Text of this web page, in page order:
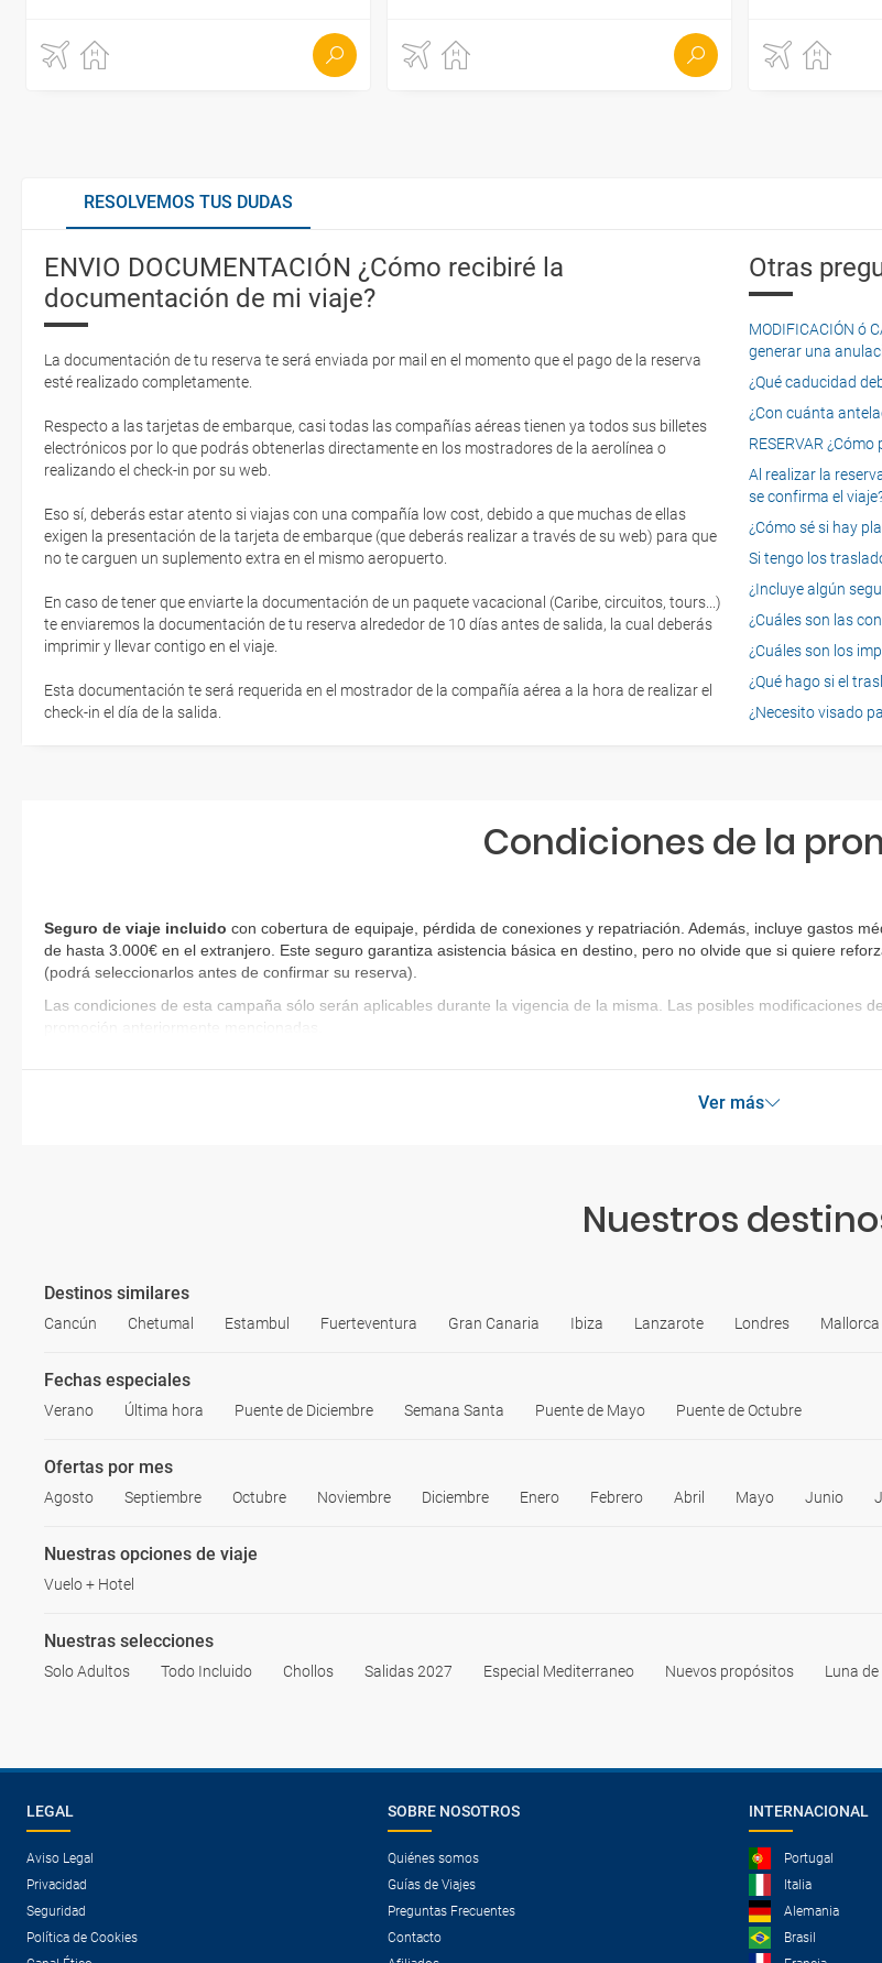
RESOLVEMOS TUS DUDAS
ENVIO DOCUMENTACIÓN ¿Cómo recibiré la
documentación de mi viaje?
La documentación de tu reserva te será enviada por mail en el momento que el pago de la reserva
esté realizado completamente.
Respecto a las tarjetas de embarque, casi todas las compañías aéreas tienen ya todos sus billetes
electrónicos por lo que podrás obtenerlas directamente en los mostradores de la aerolínea o
realizando el check-in por su web.
Eso sí, deberás estar atento si viajas con una compañía low cost, debido a que muchas de ellas
exigen la presentación de la tarjeta de embarque (que deberás realizar a través de su web) para que
no te carguen un suplemento extra en el mismo aeropuerto.
En caso de tener que enviarte la documentación de un paquete vacacional (Caribe, circuitos, tours...)
te enviaremos la documentación de tu reserva alrededor de 10 días antes de salida, la cual deberás
imprimir y llevar contigo en el viaje.
Esta documentación te será requerida en el mostrador de la compañía aérea a la hora de realizar el
check-in el día de la salida.
Otras
MODIFICACIÓN ó
generar una
¿Qué caducidad
¿Con cuánta
RESERVAR
Al realizar la
se confirma el
¿Cómo sé si hay
Si tengo los
¿Incluye algún
¿Cuáles son las
¿Cuáles son los
¿Qué hago si el
¿Necesito visado
Condiciones de la
Seguro de viaje incluido con cobertura de equipaje, pérdida de conexiones y repatriación. Además, incluye gastos
de hasta 3.000€ en el extranjero. Este seguro garantiza asistencia básica en destino, pero no olvide que si quiere
(podrá seleccionarlos antes de confirmar su reserva)
Las condiciones de esta campaña sólo serán aplicables durante la vigencia de la misma. Las posibles modificaciones
promoción anteriormente mencionadas.
Ver más
Nuestros
Destinos similares
Cancún Chetumal Estambul Fuerteventura Gran Canaria Ibiza Lanzarote Londres Mallorca
Fechas especiales
Verano Última hora Puente de Diciembre Semana Santa Puente de Mayo Puente de Octubre
Ofertas por mes
Agosto Septiembre Octubre Noviembre Diciembre Enero Febrero Abril Mayo Junio
Nuestras opciones de viaje
Vuelo + Hotel
Nuestras selecciones
Solo Adultos Todo Incluido Chollos Salidas 2027 Especial Mediterraneo Nuevos propósitos Luna de
LEGAL
Aviso Legal
Privacidad
Seguridad
Política de Cookies
SOBRE NOSOTROS
Quiénes somos
Guías de Viajes
Preguntas Frecuentes
Contacto
INTERNACIONAL
Portugal
Italia
Alemania
Brasil